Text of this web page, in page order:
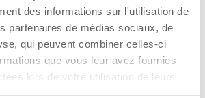
des informations sur l'utilisation de
partenaires de médias sociaux, de
qui peuvent combiner celles-ci
que vous leur avez fournies
lors de votre utilisation de leurs